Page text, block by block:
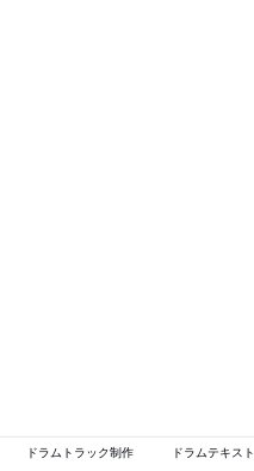
ドラムトラック制作 ドラムテキスト